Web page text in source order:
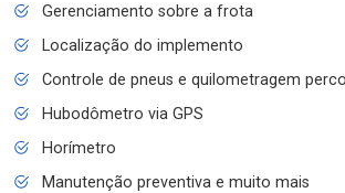
Gerenciamento sobre a frota
Localização do implemento
Controle de pneus e quilometragem
Hubodômetro via GPS
Horímetro
Manutenção preventiva e muito mais